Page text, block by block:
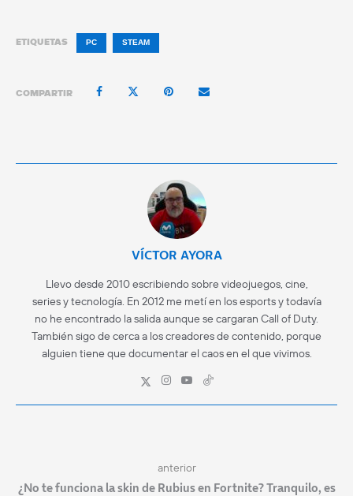
ETIQUETAS PC STEAM
COMPARTIR
VÍCTOR AYORA
Llevo desde 2010 escribiendo sobre videojuegos, cine,
series y tecnología. En 2012 me metí en los esports y todavía
no he encontrado la salida aunque se cargaran Call of Duty.
También sigo de cerca a los creadores de contenido, porque
alguien tiene que documentar el caos en el que vivimos.
anterior
¿No te funciona la skin de Rubius en Fortnite? Tranquilo, es